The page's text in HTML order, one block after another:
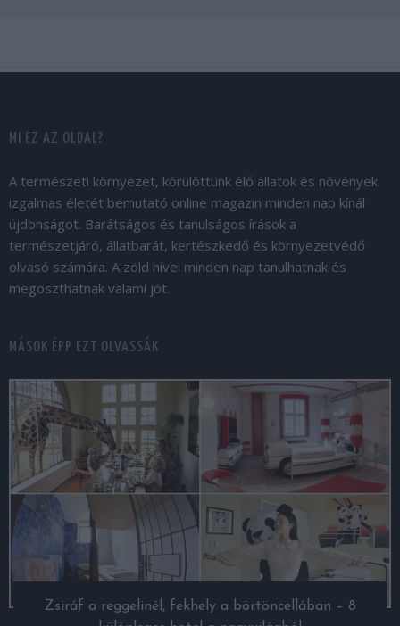
MI EZ AZ OLDAL?
A természeti környezet, körülöttünk élő állatok és növények
izgalmas életét bemutató online magazin minden nap kínál
újdonságot. Barátságos és tanulságos írások a
természetjáró, állatbarát, kertészkedő és környezetvédő
olvasó számára. A zöld hívei minden nap tanulhatnak és
megoszthatnak valami jót.
MÁSOK ÉPP EZT OLVASSÁK
Zsiráf a reggelinél, fekhely a börtöncellában – 8